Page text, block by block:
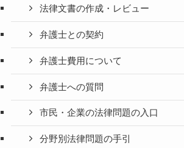
法律文書の作成・レビュー
弁護士との契約
弁護士費用について
弁護士への質問
市民・企業の法律問題の入口
分野別法律問題の手引